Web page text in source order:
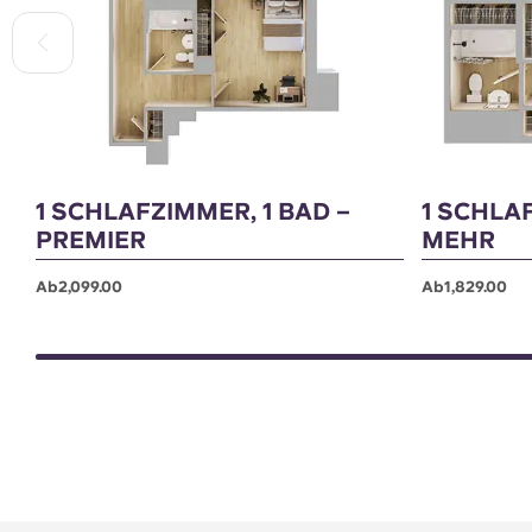
1 SCHLAFZIMMER, 1 BAD –
PREMIER
Ab2,099.00
1
MEHR
Ab1,829.00